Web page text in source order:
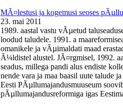
MÃ¤lestusi ja kogemusi seoses
23. mai 2011
1989. aastal vastu vÃµetud
loodud taludele. 1991. a
omanikele ja vÃµimaldati maad
Ã¼ldistel alustel. JÃ¤rgmisel, 1992.
seadus, millega pandi alus endiste
nende vara ja maa baasil uute talude
Eesti PÃµllumajandusmuuseum
pÃµllumajandusreformiga igas